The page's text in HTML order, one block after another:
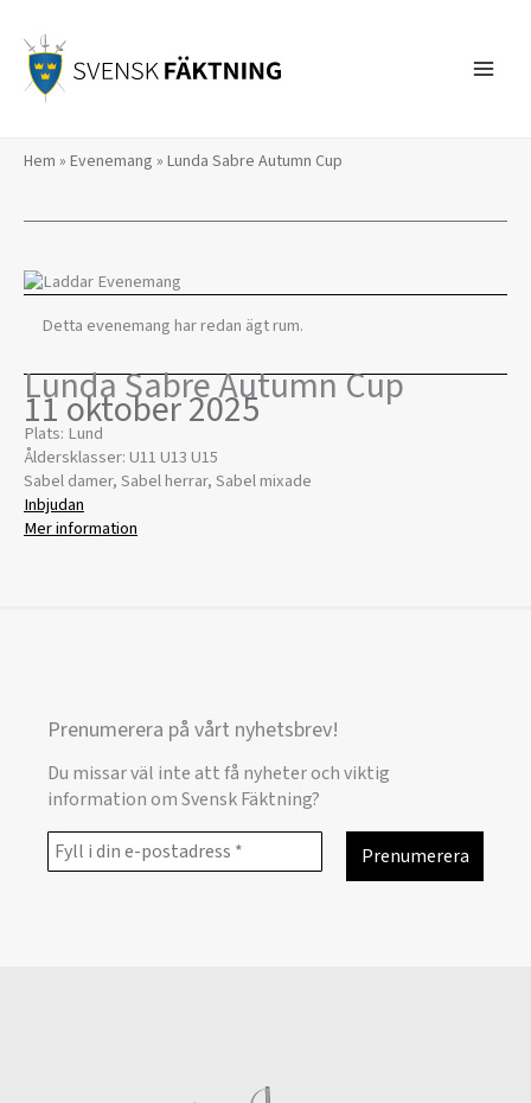
innehåll
Hem » Evenemang » Lunda Sabre Autumn Cup
Detta evenemang har redan ägt rum.
Lunda Sabre Autumn Cup
11 oktober 2025
Plats: Lund
Åldersklasser: U11 U13 U15
Sabel damer, Sabel herrar, Sabel mixade
Inbjudan
Mer information
Prenumerera på vårt nyhetsbrev!
Du missar väl inte att få nyheter och viktig
information om Svensk Fäktning?